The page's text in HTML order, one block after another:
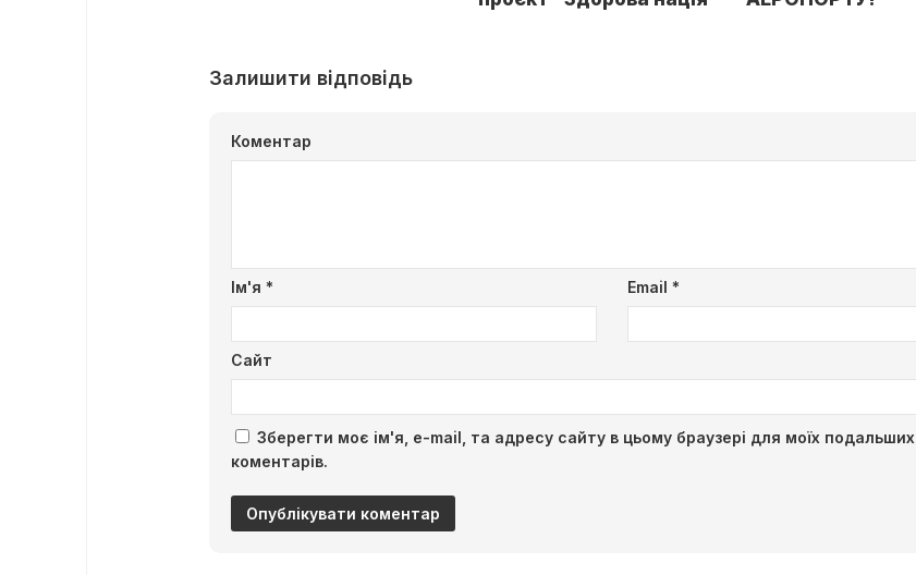
Залишити відповідь
Коментар
Ім'я * Email *
Сайт
Зберегти моє ім'я, e-mail, та адресу сайту в цьому браузері для моїх подальших
коментарів.